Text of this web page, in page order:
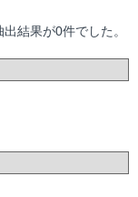
出結果が0件でした。